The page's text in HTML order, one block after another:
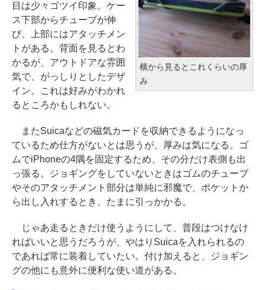
横から見るとこれくらいの厚
み
目は少々ゴツイ印象。ケー
ス下部からチューブが伸
び、上部にはアタッチメン
トがある。背面を見るとわ
かるが、アウトドアな雰囲
気で、がっしりとしたデザ
イン。これは好みがわかれ
るところかもしれない。
またSuicaなどの磁気カードを収納できるようになっ
ているため仕方がないとは思うが、厚みは気になる。ゴ
ムでiPhoneの4隅を固定するため、その分だけ表側も出
っ張る。ジョギングをしていないときはゴムのチューブ
やそのアタッチメント部分は単純に邪魔で、ポケットか
ら出し入れするとき、たまに引っかかる。
じゃあ走るときだけ使うようにして、普段はつけなけ
ればいいと思うだろうが、やはりSuicaを入れられるの
であれば常に装着していたい。付け加えると、ジョギン
グの他にも意外に便利な使い道がある。